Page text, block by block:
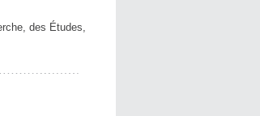
des Études,